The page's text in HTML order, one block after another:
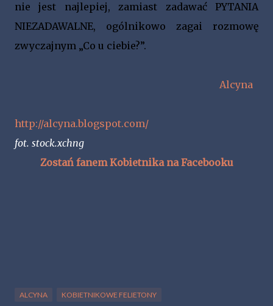
nie jest najlepiej, zamiast zadawać PYTANIA
NIEZADAWALNE, ogólnikowo zagai rozmowę
zwyczajnym „Co u ciebie?”.
Alcyna
http://alcyna.blogspot.com/
fot. stock.xchng
Zostań fanem Kobietnika na Facebooku
ALCYNA KOBIETNIKOWE FELIETONY